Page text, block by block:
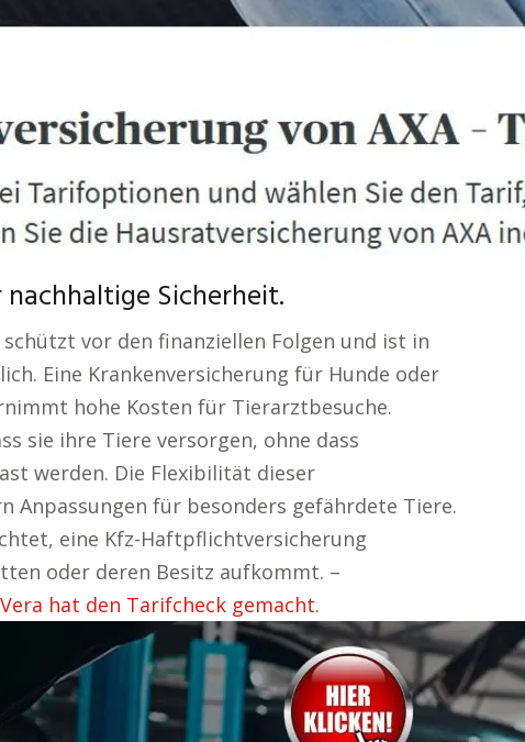
Sicherheit.
vor den finanziellen Folgen und ist in
Eine Krankenversicherung für Hunde oder
hohe Kosten für Tierarztbesuche.
sie ihre Tiere versorgen, ohne dass
werden. Die Flexibilität dieser
Anpassungen für besonders gefährdete Tiere.
eine Kfz-Haftpflichtversicherung
oder deren Besitz aufkommt. –
hat den Tarifcheck gemacht.